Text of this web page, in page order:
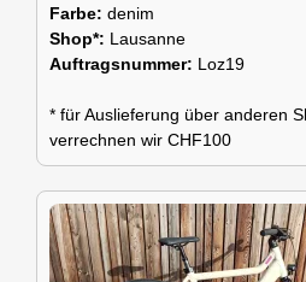
Farbe: denim
Shop*: Lausanne
Auftragsnummer: Loz19
* für Auslieferung über anderen
verrechnen wir CHF100